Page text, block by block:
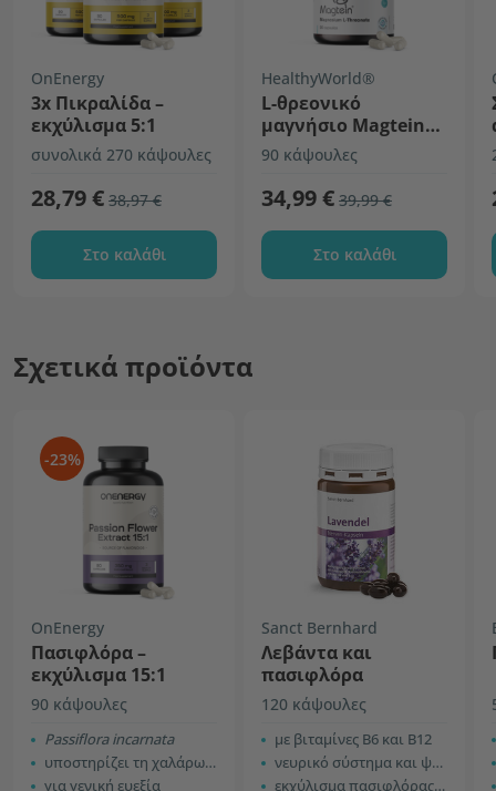
OnEnergy
3x Πικραλίδα –
εκχύλισμα 5:1
συνολικά 270 κάψουλες
28,79 € 38,97 €
Στο καλάθι
HealthyWorld®
L-θρεονικό
μαγνήσιο Magtein®
2000 mg
90 κάψουλες
34,99 € 39,99 €
Στο καλάθι
Σχετικά προϊόντα
-23%
OnEnergy
Πασιφλόρα –
εκχύλισμα 15:1
90 κάψουλες
Passiflora incarnata
υποστηρίζει τη χαλάρωση και τον ύπνο
για γενική ευεξία
Sanct Bernhard
Λεβάντα και
πασιφλόρα
120 κάψουλες
με βιταμίνες B6 και B12
νευρικό σύστημα και ψυχική υγεία
εκχύλισμα πασιφλόρας 10:1